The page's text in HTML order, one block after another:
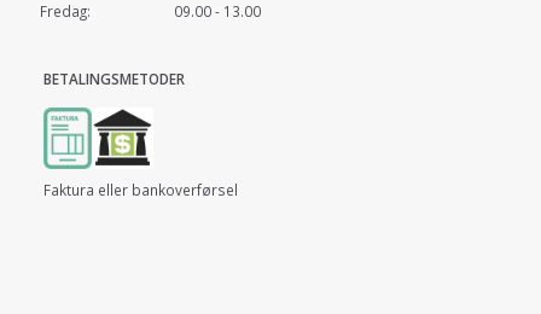
Fredag: 09.00 - 13.00
BETALINGSMETODER
Faktura eller bankoverførsel